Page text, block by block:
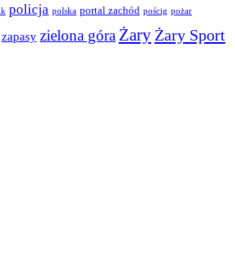
policja polska portal zachód pościg pożar
zapasy zielona góra Żary Żary Sport